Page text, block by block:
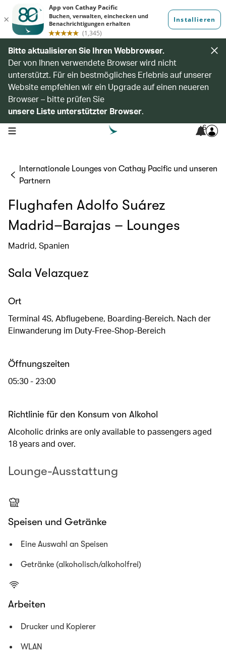
Bitte aktualisieren Sie Ihren Webbrowser.
Der von Ihnen verwendete Browser wird nicht
unterstützt. Für ein bestmögliches Erlebnis auf unserer
Website empfehlen wir ein Upgrade auf einen neueren
Browser – bitte prüfen Sie
unsere Liste unterstützter Browser.
open navigation menu 6
Internationale Lounges von Cathay Pacific und unseren
Partnern
Flughafen Adolfo Suárez
Madrid–Barajas – Lounges
Madrid, Spanien
Sala Velazquez
Ort
Terminal 4S, Abflugebene, Boarding-Bereich. Nach der
Einwanderung im Duty-Free-Shop-Bereich
Öffnungszeiten
05:30 - 23:00
Richtlinie für den Konsum von Alkohol
Alcoholic drinks are only available to passengers aged
18 years and over.
Lounge-Ausstattung
Speisen und Getränke
Eine Auswahl an Speisen
Getränke (alkoholisch/alkoholfrei)
Arbeiten
Drucker und Kopierer
WLAN